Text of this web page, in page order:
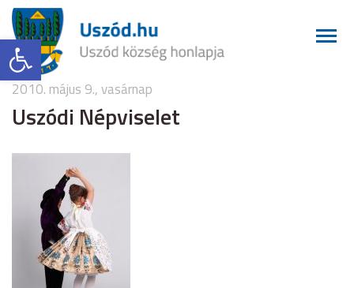
Eszköztár megnyitása
2010. május 9., vasárnap
Uszódi Népviselet